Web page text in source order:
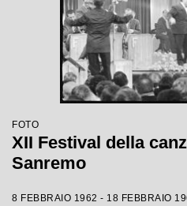
FOTO
XII Festival della
Sanremo
8 FEBBRAIO 1962 - 18 FEBBRAIO